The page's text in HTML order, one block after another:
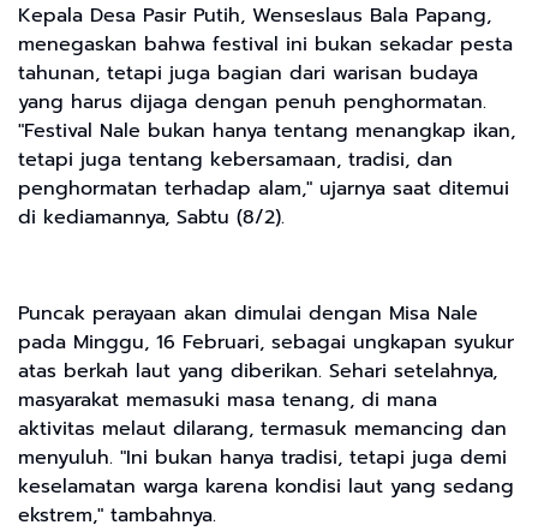
Kepala Desa Pasir Putih, Wenseslaus Bala Papang,
menegaskan bahwa festival ini bukan sekadar pesta
tahunan, tetapi juga bagian dari warisan budaya
yang harus dijaga dengan penuh penghormatan.
"Festival Nale bukan hanya tentang menangkap ikan,
tetapi juga tentang kebersamaan, tradisi, dan
penghormatan terhadap alam," ujarnya saat ditemui
di kediamannya, Sabtu (8/2).
Puncak perayaan akan dimulai dengan Misa Nale
pada Minggu, 16 Februari, sebagai ungkapan syukur
atas berkah laut yang diberikan. Sehari setelahnya,
masyarakat memasuki masa tenang, di mana
aktivitas melaut dilarang, termasuk memancing dan
menyuluh. "Ini bukan hanya tradisi, tetapi juga demi
keselamatan warga karena kondisi laut yang sedang
ekstrem," tambahnya.